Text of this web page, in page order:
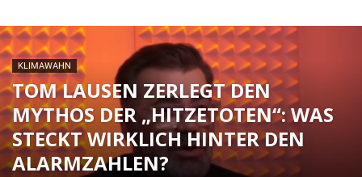
KLIMAWAHN
TOM LAUSEN ZERLEGT DEN
MYTHOS DER „HITZETOTEN“: WAS
STECKT WIRKLICH HINTER DEN
ALARMZAHLEN?